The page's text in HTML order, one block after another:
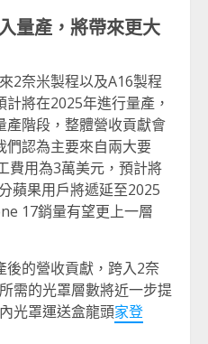
量產，將帶來更大
2奈米製程以及A16製程
將在2025年進行量產，
產階段，整體營收貢獻會
們認為主要來自兩大要
費用為3萬美元，預計將
蘋果用戶將遞延至2025
17銷量有望更上一層
後的營收貢獻，跨入2奈
需的光罩層數將近一步提
光罩運送盒龍頭家登